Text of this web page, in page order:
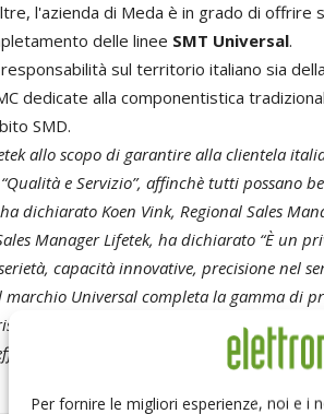
Per fornire le migliori esperienze, noi e i
l'azienda di Meda è in grado di offrire
delle linee SMT Universal.
sul territorio italiano sia
dedicate alla componentistica
SMD.
allo scopo di garantire alla clientela
e Servizio”, affinchè tutti possano
dichiarato Koen Vink, Regional Sales
Manager Lifetek, ha dichiarato “È un
capacità innovative, precisione nel
marchio Universal completa la gamma di
nel progetto originario di presentare